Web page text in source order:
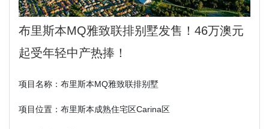
布里斯本MQ雅致联排别墅发售！46万澳元
起受年轻中产热捧！
项目名称：布里斯本MQ雅致联排别墅
项目位置：布里斯本成熟住宅区Carina区